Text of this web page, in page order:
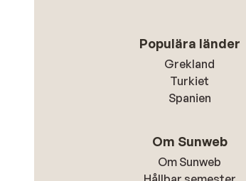
Populära länder
Grekland
Turkiet
Spanien
Om Sunweb
Om Sunweb